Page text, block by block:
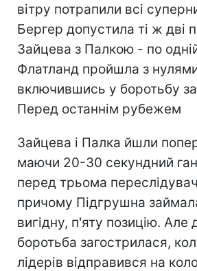
вітру потрапили всі
Бергер допустила ті ж дві
Зайцева з Палкою - по
Флатланд пройшла з
включившись у боротьбу
Перед останнім рубежем
Зайцева і Палка йшли
маючи 20-30 секундний
перед трьома
причому Підгрушна
вигідну, п'яту позицію. Але
боротьба загострилася,
лідерів відправився на